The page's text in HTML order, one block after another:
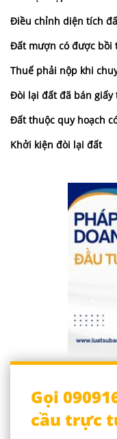
Điều chỉnh diện tích
Đất mượn có được bồi
Thuế phải nộp khi
Đòi lại đất đã bán giấy
Đất thuộc quy hoạch
Khởi kiện đòi lại đất
Gọi
cầu trực